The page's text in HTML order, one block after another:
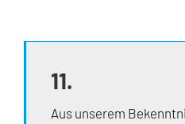
11.
Aus unserem